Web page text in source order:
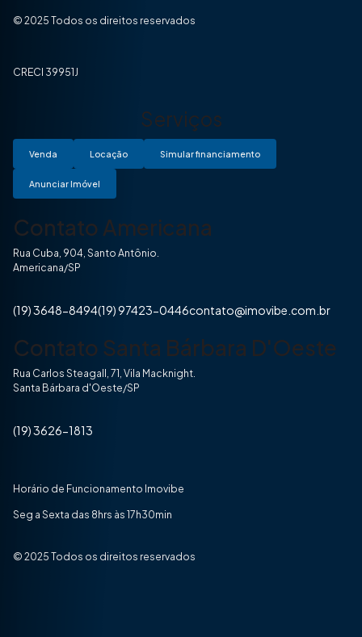
© 2025 Todos os direitos reservados
CRECI 39951J
Serviços
Venda Locação Simular financiamento
Anunciar Imóvel
Contato Americana
Rua Cuba, 904, Santo Antônio.
Americana/SP
(19) 3648-8494(19) 97423-0446contato@imovibe.com.br
Contato Santa Bárbara D'Oeste
Rua Carlos Steagall, 71, Vila Macknight.
Santa Bárbara d'Oeste/SP
(19) 3626-1813
Horário de Funcionamento Imovibe
Seg a Sexta das 8hrs às 17h30min
© 2025 Todos os direitos reservados